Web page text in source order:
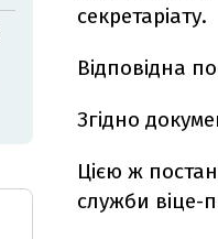
секретаріату.
Відповідна
Згідно
Цією ж
служби віце-